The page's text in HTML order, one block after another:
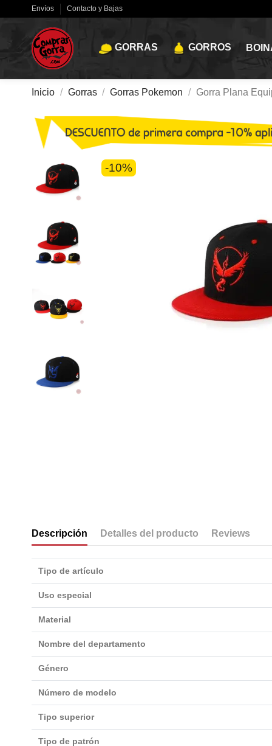
Envíos Contacto y Bajas
GORRAS GORROS
Inicio Gorras Gorras Pokemon Gorra Plana
-10%
Descripción Detalles del producto Reviews
Tipo de artículo
Uso especial
Material
Nombre del departamento
Género
Número de modelo
Tipo superior
Tipo de patrón